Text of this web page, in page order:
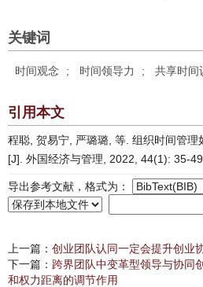
关键词
时间观念 ; 时间领导力 ; 共享时间
引用本文
程聪, 贺易宁, 严璐璐, 等. 组织时间管理
[J]. 外国经济与管理, 2022, 44(1): 35-49.
导出参考文献，格式为：
上一篇： 创业团队认同一定会提升创业
下一篇： 跨界团队中变革型领导与协
和权力距离的调节作用